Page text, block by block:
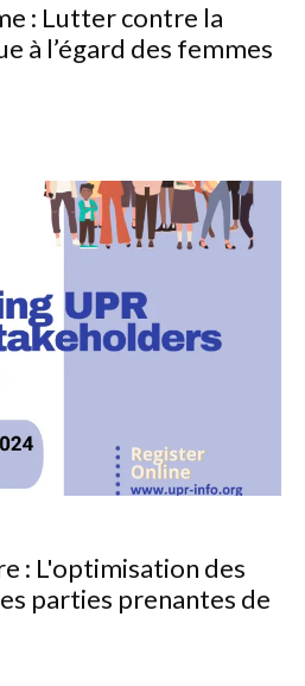
: Lutter contre la
à l’égard des femmes
: L'optimisation des
parties prenantes de